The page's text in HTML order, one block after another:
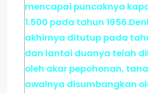
mencapai puncaknya
1.500 pada tahun
akhirnya ditutup pada
dan lantai duanya telah
oleh akar pepohonan,
awalnya disumbangkan